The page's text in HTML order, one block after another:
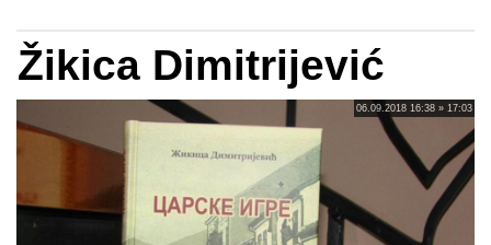
Žikica Dimitrijević
06.09.2018 16:38 » 17:03